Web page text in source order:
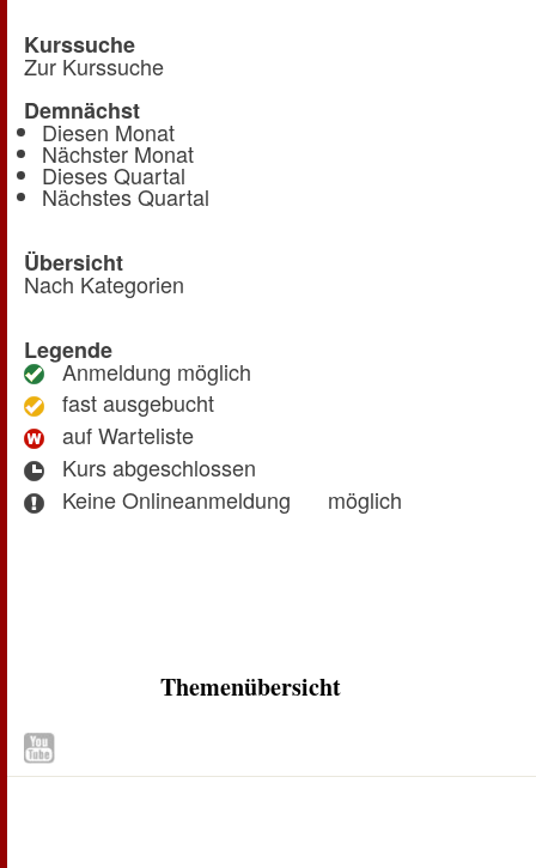
Kurssuche
Zur Kurssuche
Demnächst
Diesen Monat
Nächster Monat
Dieses Quartal
Nächstes Quartal
Übersicht
Nach Kategorien
Legende
Anmeldung möglich
fast ausgebucht
auf Warteliste
Kurs abgeschlossen
Keine Onlineanmeldung
möglich
Themenübersicht